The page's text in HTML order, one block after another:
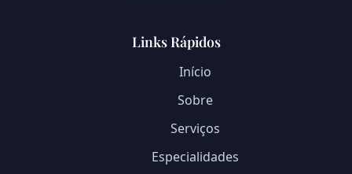
Links Rápidos
Início
Sobre
Serviços
Especialidades